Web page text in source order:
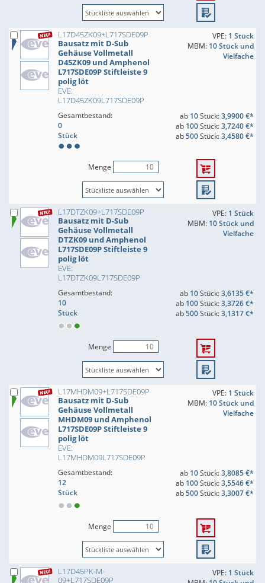
L17D45ZK09+L717SDE09P
Bausatz mit D-Sub
Gehäuse Vollmetall
D45ZK09 und Amphenol
L717SDE09P Stiftleiste 9
polig löt
EVE:
L17D45ZK09L717SDE09P
VPE: 1 Stück
MBM: 10 Stück und
Vielfache
Gesamtbestand:
0
Stück
ab 10Stück:3,9900 €*
ab 100Stück:3,7240 €*
ab500Stück:3,4580 €*
Menge
L17DTZK09+L717SDE09P
Bausatz mit D-Sub
Gehäuse Vollmetall
DTZK09 und Amphenol
L717SDE09P Stiftleiste 9
polig löt
EVE:
L17DTZK09L717SDE09P
VPE: 1 Stück
MBM: 10 Stück und
Vielfache
Gesamtbestand:
10
Stück
ab 10Stück:3,6135 €*
ab 100Stück:3,3726 €*
ab500Stück:3,1317 €*
Menge
L17MHDM09+L717SDE09P
Bausatz mit D-Sub
Gehäuse Vollmetall
MHDM09 und Amphenol
L717SDE09P Stiftleiste 9
polig löt
EVE:
L17MHDM09L717SDE09P
VPE: 1 Stück
MBM: 10 Stück und
Vielfache
Gesamtbestand:
12
Stück
ab 10Stück:3,8085 €*
ab 100Stück:3,5546 €*
ab500Stück:3,3007 €*
Menge
L17D45PK-M-
09+L717SDE09P
VPE: 1 Stück